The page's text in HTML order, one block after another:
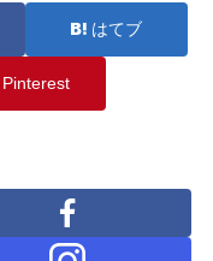
はてブ
Pinterest